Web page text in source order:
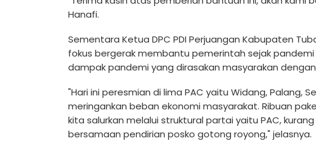
Hanafi.
Sementara Ketua DPC PDI Perjuangan Kabupaten
fokus bergerak membantu pemerintah sejak
dampak pandemi yang dirasakan masyarakan
"Hari ini peresmian di lima PAC yaitu Widang, Palang,
meringankan beban ekonomi masyarakat. Ribuan
kita salurkan melalui struktural partai yaitu PAC,
bersamaan pendirian posko gotong royong," jelasnya.